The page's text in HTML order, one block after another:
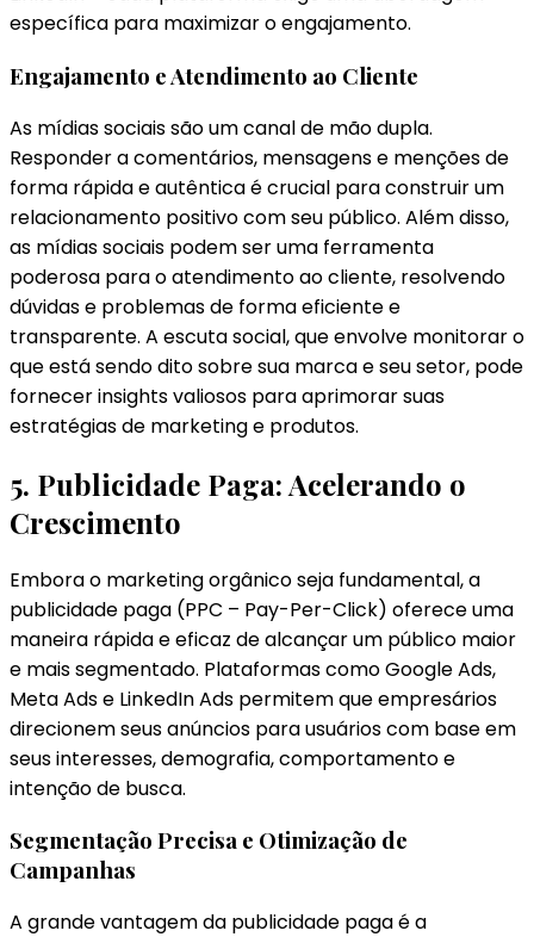
específica para maximizar o engajamento.
Engajamento e Atendimento ao Cliente
As mídias sociais são um canal de mão dupla.
Responder a comentários, mensagens e menções de
forma rápida e autêntica é crucial para construir um
relacionamento positivo com seu público. Além disso,
as mídias sociais podem ser uma ferramenta
poderosa para o atendimento ao cliente, resolvendo
dúvidas e problemas de forma eficiente e
transparente. A escuta social, que envolve monitorar o
que está sendo dito sobre sua marca e seu setor, pode
fornecer insights valiosos para aprimorar suas
estratégias de marketing e produtos.
5. Publicidade Paga: Acelerando o
Crescimento
Embora o marketing orgânico seja fundamental, a
publicidade paga (PPC – Pay-Per-Click) oferece uma
maneira rápida e eficaz de alcançar um público maior
e mais segmentado. Plataformas como Google Ads,
Meta Ads e LinkedIn Ads permitem que empresários
direcionem seus anúncios para usuários com base em
seus interesses, demografia, comportamento e
intenção de busca.
Segmentação Precisa e Otimização de
Campanhas
A grande vantagem da publicidade paga é a